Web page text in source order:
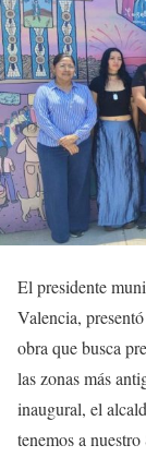
El presidente
Valencia,
obra que busca
las zonas más
inaugural, el
tenemos a